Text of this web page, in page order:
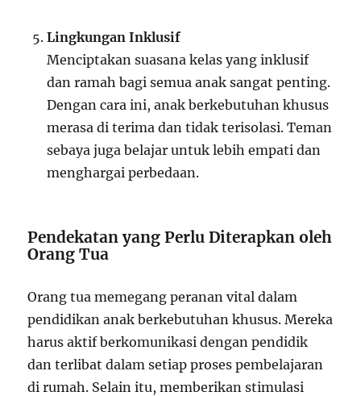
Lingkungan Inklusif
Menciptakan suasana kelas yang inklusif
dan ramah bagi semua anak sangat penting.
Dengan cara ini, anak berkebutuhan khusus
merasa di terima dan tidak terisolasi. Teman
sebaya juga belajar untuk lebih empati dan
menghargai perbedaan.
Pendekatan yang Perlu Diterapkan oleh
Orang Tua
Orang tua memegang peranan vital dalam
pendidikan anak berkebutuhan khusus. Mereka
harus aktif berkomunikasi dengan pendidik
dan terlibat dalam setiap proses pembelajaran
di rumah. Selain itu, memberikan stimulasi